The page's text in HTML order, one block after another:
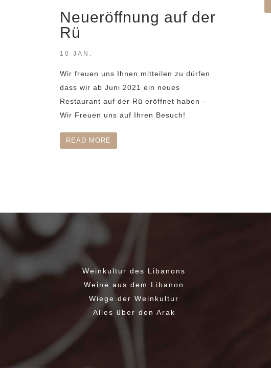
Neueröffnung auf der
Rü
10 JAN.
Wir freuen uns Ihnen mitteilen zu dürfen
dass wir ab Juni 2021 ein neues
Restaurant auf der Rü eröffnet haben -
Wir Freuen uns auf Ihren Besuch!
READ MORE
Weinkultur des Libanons
Weine aus dem Libanon
Wiege der Weinkultur
Alles über den Arak